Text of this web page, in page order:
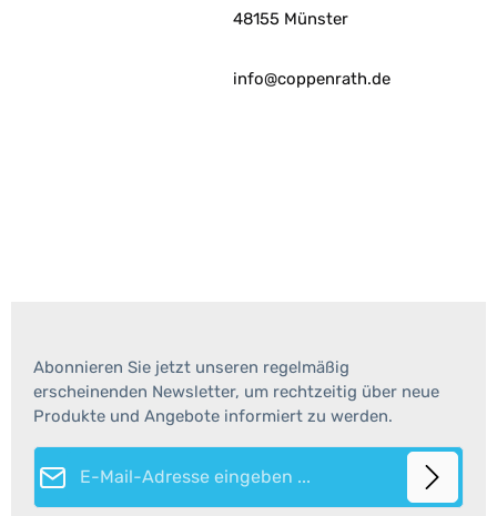
48155 Münster
info@coppenrath.de
Abonnieren Sie jetzt unseren regelmäßig
erscheinenden Newsletter, um rechtzeitig über neue
Produkte und Angebote informiert zu werden.
E-Mail-Adresse*